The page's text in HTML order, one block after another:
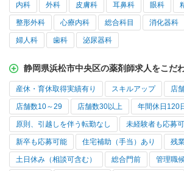
内科 外科 皮膚科 耳鼻科 眼科
整形外科 心療内科 総合科目 消化器科
婦人科 歯科 泌尿器科
静岡県浜松市中央区の薬剤師求人をこだ
産休・育休取得実績有り スキルアップ 店
店舗数10～29 店舗数30以上 年間休日120
原則、引越しを伴う転勤なし 未経験者も応募
新卒も応募可能 住宅補助（手当）あり 残
土日休み（相談可含む） 総合門前 管理職